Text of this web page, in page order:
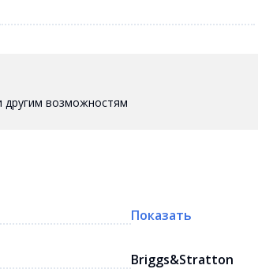
другим возможностям
Показать
Briggs&Stratton